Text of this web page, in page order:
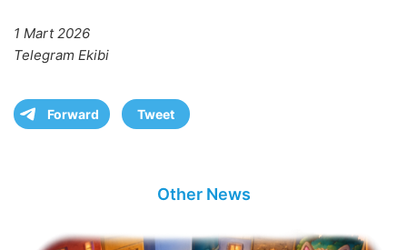
1 Mart 2026
Telegram Ekibi
Forward Tweet
Other News